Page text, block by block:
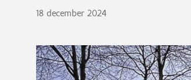
18 december 2024